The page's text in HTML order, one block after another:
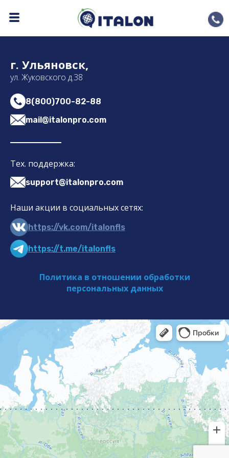
Сертификат 3
г. Ульяновск,
ул. Жуковского д.38
8(800)700-82-88
mail@italonpro.com
Тех. поддержка:
support@italonpro.com
Наши акции в социальных сетях:
https://vk.com/italonfls
https://t.me/italonfls
Политика в отношении обработки
персональных данных